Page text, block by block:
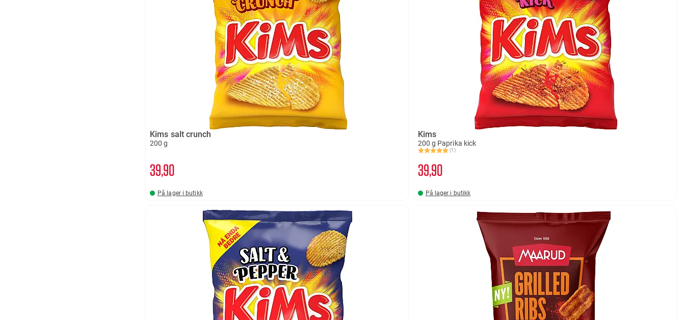
Kims salt crunch
200 g
3990
På lager i butikk
Kims
200 g Paprika kick
Karakter:
(1)
5.0 av 5 mulige
3990
På lager i butikk